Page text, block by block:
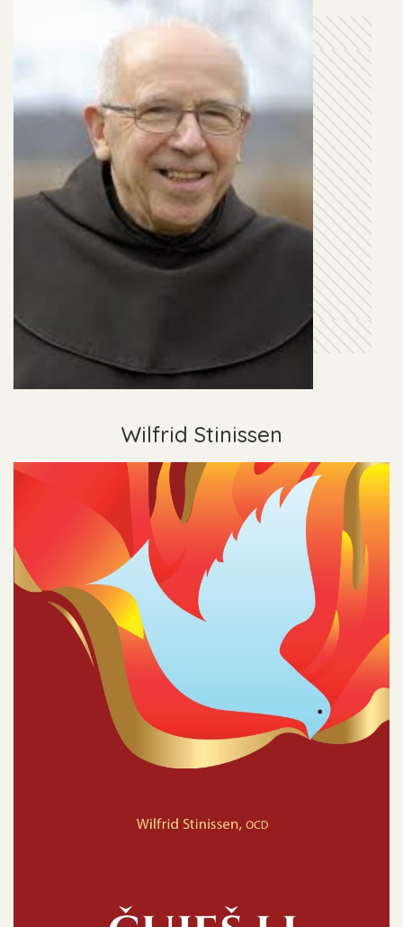
Wilfrid Stinissen